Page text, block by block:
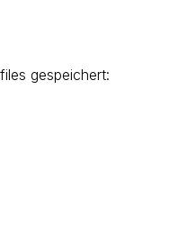
gespeichert: